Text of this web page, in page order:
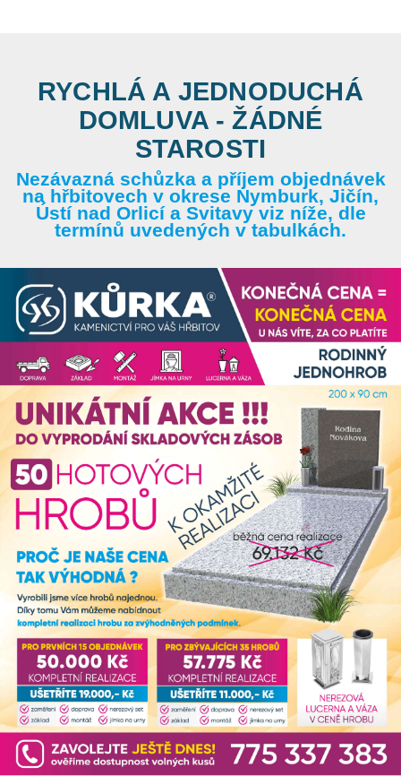
RYCHLÁ A JEDNODUCHÁ
DOMLUVA - ŽÁDNÉ
STAROSTI
Nezávazná schůzka a příjem objednávek
na hřbitovech v okrese Nymburk, Jičín,
Ústí nad Orlicí a Svitavy viz níže, dle
termínů uvedených v tabulkách.